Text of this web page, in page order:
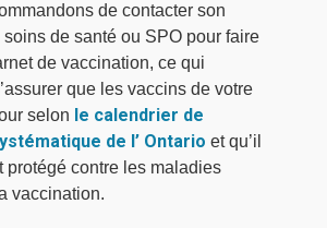
de contacter son
de santé ou SPO pour faire
de vaccination, ce qui
que les vaccins de votre
selon le calendrier de
de l’ Ontario et qu’il
protégé contre les maladies
vaccination.